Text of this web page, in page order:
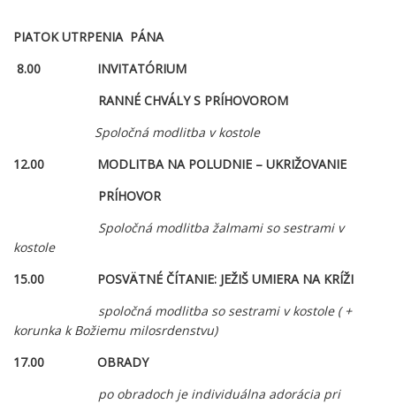
PIATOK UTRPENIA PÁNA
8.00 INVITATÓRIUM
RANNÉ CHVÁLY S PRÍHOVOROM
Spoločná modlitba v kostole
12.00
MODLITBA NA POLUDNIE – UKRIŽOVANIE
PRÍHOVOR
Spoločná modlitba žalmami so sestrami v
kostole
15.00
POSVÄTNÉ ČÍTANIE: JEŽIŠ UMIERA NA KRÍŽI
spoločná modlitba so sestrami v kostole ( +
korunka k Božiemu milosrdenstvu)
17.00 OBRADY
po obradoch je individuálna adorácia pri